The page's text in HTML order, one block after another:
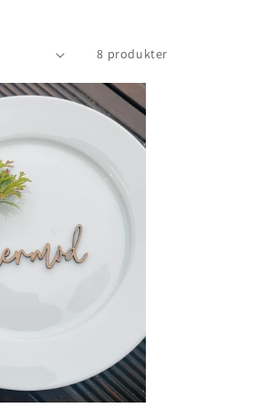
8 produkter